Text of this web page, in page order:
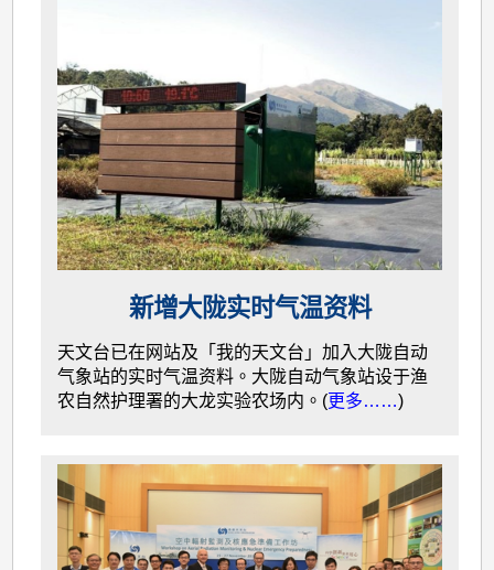
新增大陇实时气温资料
天文台已在网站及「我的天文台」加入大陇自动
气象站的实时气温资料。大陇自动气象站设于渔
农自然护理署的大龙实验农场内。(更多……)